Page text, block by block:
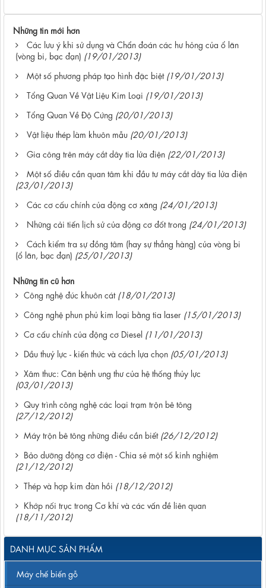
Những tin mới hơn
Các lưu ý khi sử dụng và Chẩn đoán các hư hỏng của ổ lăn
(vòng bi, bạc đạn) (19/01/2013)
Một số phương pháp tạo hình đặc biệt (19/01/2013)
Tổng Quan Về Vật Liệu Kim Loại (19/01/2013)
Tổng Quan Về Độ Cứng (20/01/2013)
Vật liệu thép làm khuôn mẫu (20/01/2013)
Gia công trên máy cắt dây tia lửa điện (22/01/2013)
Một số điều cần quan tâm khi đầu tư máy cắt dây tia lửa điện
(23/01/2013)
Các cơ cấu chính của động cơ xăng (24/01/2013)
Những cải tiến lịch sử của động cơ đốt trong (24/01/2013)
Cách kiểm tra sự đồng tâm (hay sự thẳng hàng) của vòng bi
(ổ lăn, bạc đạn) (25/01/2013)
Những tin cũ hơn
Công nghệ đúc khuôn cát (18/01/2013)
Công nghệ phun phủ kim loại bằng tia laser (15/01/2013)
Cơ cấu chính của động cơ Diesel (11/01/2013)
Dầu thuỷ lực - kiến thức và cách lựa chọn (05/01/2013)
Xâm thưc: Căn bệnh ung thư của hệ thống thủy lực
(03/01/2013)
Quy trình công nghệ các loại trạm trộn bê tông
(27/12/2012)
Máy trộn bê tông những điều cần biết (26/12/2012)
Bảo dưỡng động cơ điện - Chia sẻ một số kinh nghiệm
(21/12/2012)
Thép và hợp kim đàn hồi (18/12/2012)
Khớp nối trục trong Cơ khí và các vấn đề liên quan
(18/11/2012)
DANH MỤC SẢN PHẨM
Máy chế biến gỗ